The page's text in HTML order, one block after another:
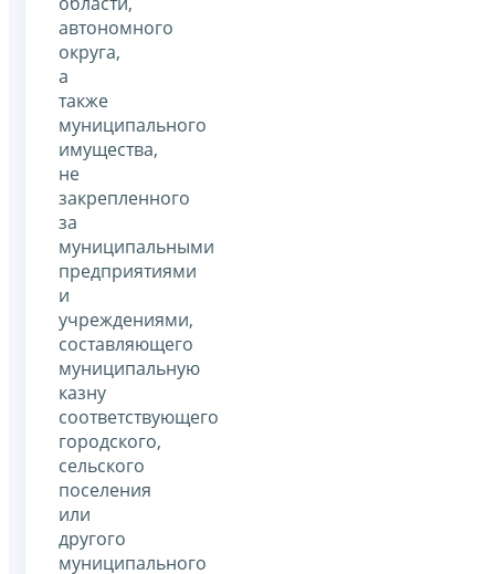
автономного
округа,
а
также
муниципального
имущества,
не
закрепленного
за
муниципальными
предприятиями
и
учреждениями,
составляющего
муниципальную
казну
соответствующего
городского,
сельского
поселения
или
другого
муниципального